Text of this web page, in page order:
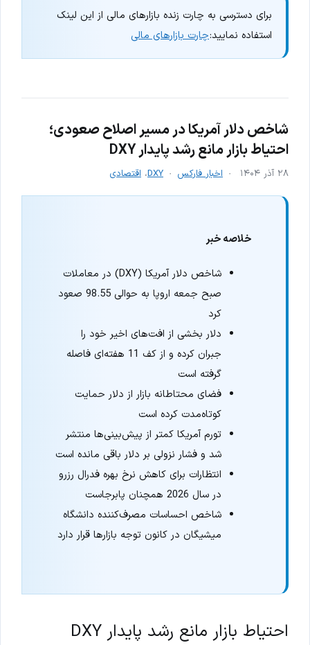
برای دسترسی به چارت زنده بازارهای مالی از این لینک
استفاده نمایید:چارت بازارهای مالی
شاخص دلار آمریکا در مسیر اصلاح صعودی؛
احتیاط بازار مانع رشد پایدار DXY
۲۸ آذر ۱۴۰۴ اخبار فارکس DXY، اقتصادی
خلاصه خبر
شاخص دلار آمریکا (DXY) در معاملات
صبح جمعه اروپا به حوالی 98.55 صعود
کرد
دلار بخشی از افت‌های اخیر خود را
جبران کرده و از کف 11 هفته‌ای فاصله
گرفته است
فضای محتاطانه بازار از دلار حمایت
کوتاه‌مدت کرده است
تورم آمریکا کمتر از پیش‌بینی‌ها منتشر
شد و فشار نزولی بر دلار باقی مانده است
انتظارات برای کاهش نرخ بهره فدرال رزرو
در سال 2026 همچنان پابرجاست
شاخص احساسات مصرف‌کننده دانشگاه
میشیگان در کانون توجه بازارها قرار دارد
احتیاط بازار مانع رشد پایدار DXY